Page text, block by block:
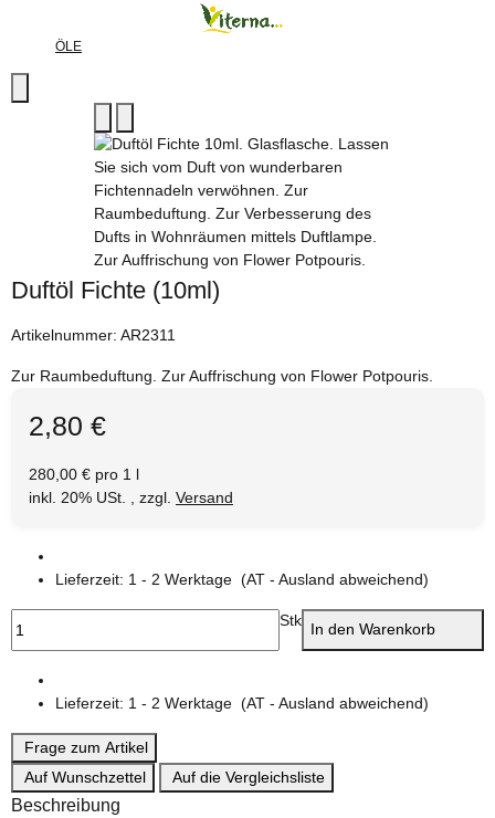
ÖLE
Duftöl Fichte (10ml)
Artikelnummer: AR2311
Zur Raumbeduftung. Zur Auffrischung von Flower Potpouris.
2,80 €
280,00 € pro 1 l
inkl. 20% USt. , zzgl. Versand
Lieferzeit: 1 - 2 Werktage (AT - Ausland abweichend)
Stk In den Warenkorb
Lieferzeit: 1 - 2 Werktage (AT - Ausland abweichend)
Frage zum Artikel
Auf Wunschzettel
Auf die Vergleichsliste
Beschreibung